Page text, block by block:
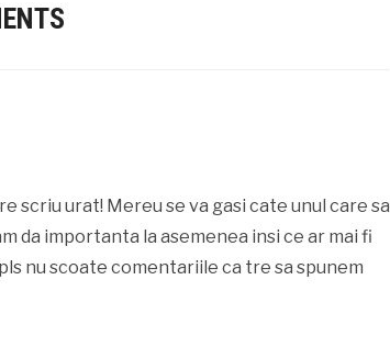
scriu urat! Mereu se va gasi cate unul care sa
da importanta la asemenea insi ce ar mai fi
nu scoate comentariile ca tre sa spunem